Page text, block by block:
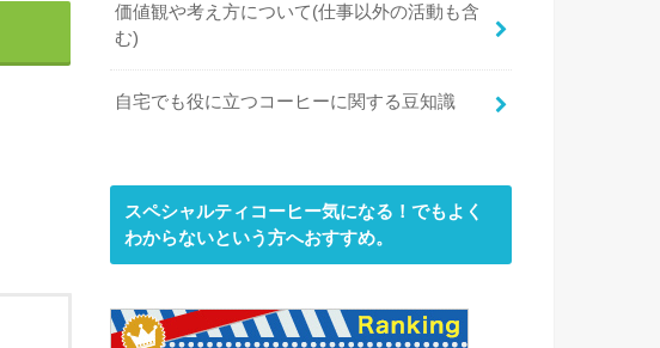
価値観や考え方について(仕事以外の活動も含
む)
自宅でも役に立つコーヒーに関する豆知識
スペシャルティコーヒー気になる！でもよく
わからないという方へおすすめ。